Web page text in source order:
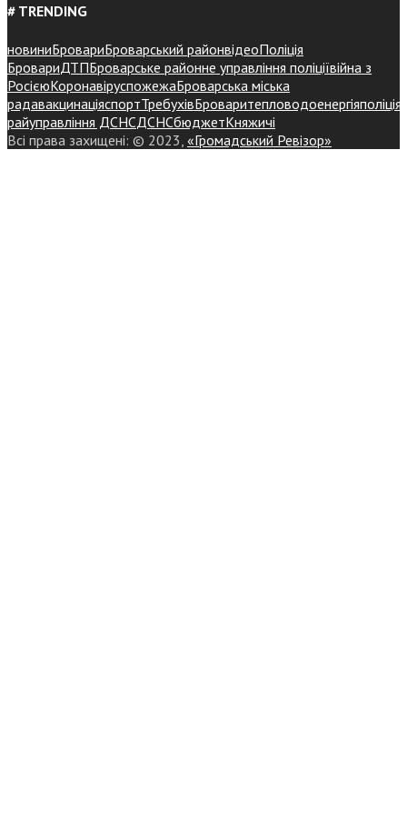
# TRENDING
новиниБровариБроварський районвідеоПоліція
БровариДТПБроварське районне управління поліціївійна з
РосієюКоронавіруспожежаБроварська міська
радавакцинаціяспортТребухівБроваритепловодоенергіяполіція
райуправління ДСНСДСНСбюджетКняжичі
Всі права захищені: © 2023, «Громадський Ревізор»